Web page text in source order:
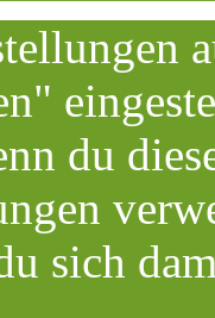
du
sich